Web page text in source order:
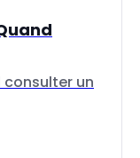
un